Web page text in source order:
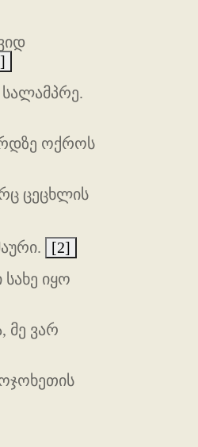
ოქროს
ცეცხლის
[2]
იყო
მე ვარ